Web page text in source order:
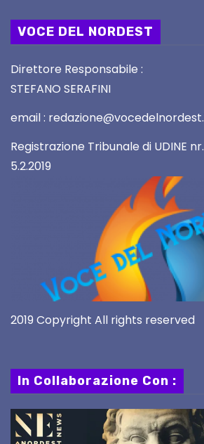
VOCE DEL NORDEST
Direttore Responsabile :
STEFANO SERAFINI
email :
Registrazione Tribunale di UDINE
5.2.2019
2019 Copyright All rights reserved
In Collaborazione Con :